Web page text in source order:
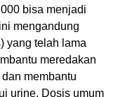
bisa menjadi
mengandung
yang telah lama
meredakan
membantu
urine. Dosis umum